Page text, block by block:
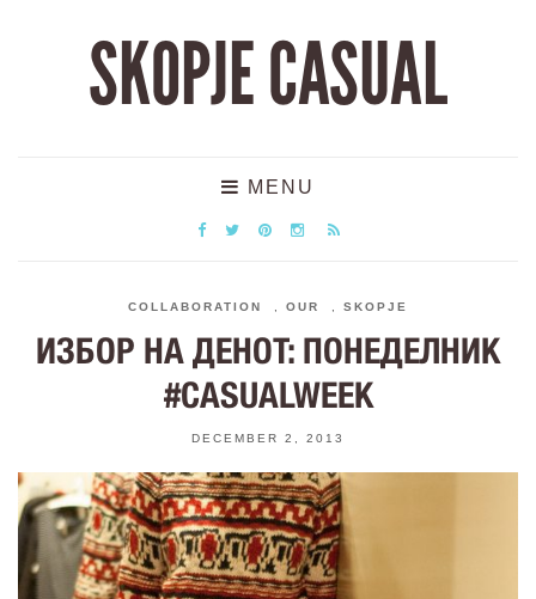
SKOPJE CASUAL
MENU
COLLABORATION OUR SKOPJE
ИЗБОР НА ДЕНОТ: ПОНЕДЕЛНИК
#CASUALWEEK
DECEMBER 2, 2013